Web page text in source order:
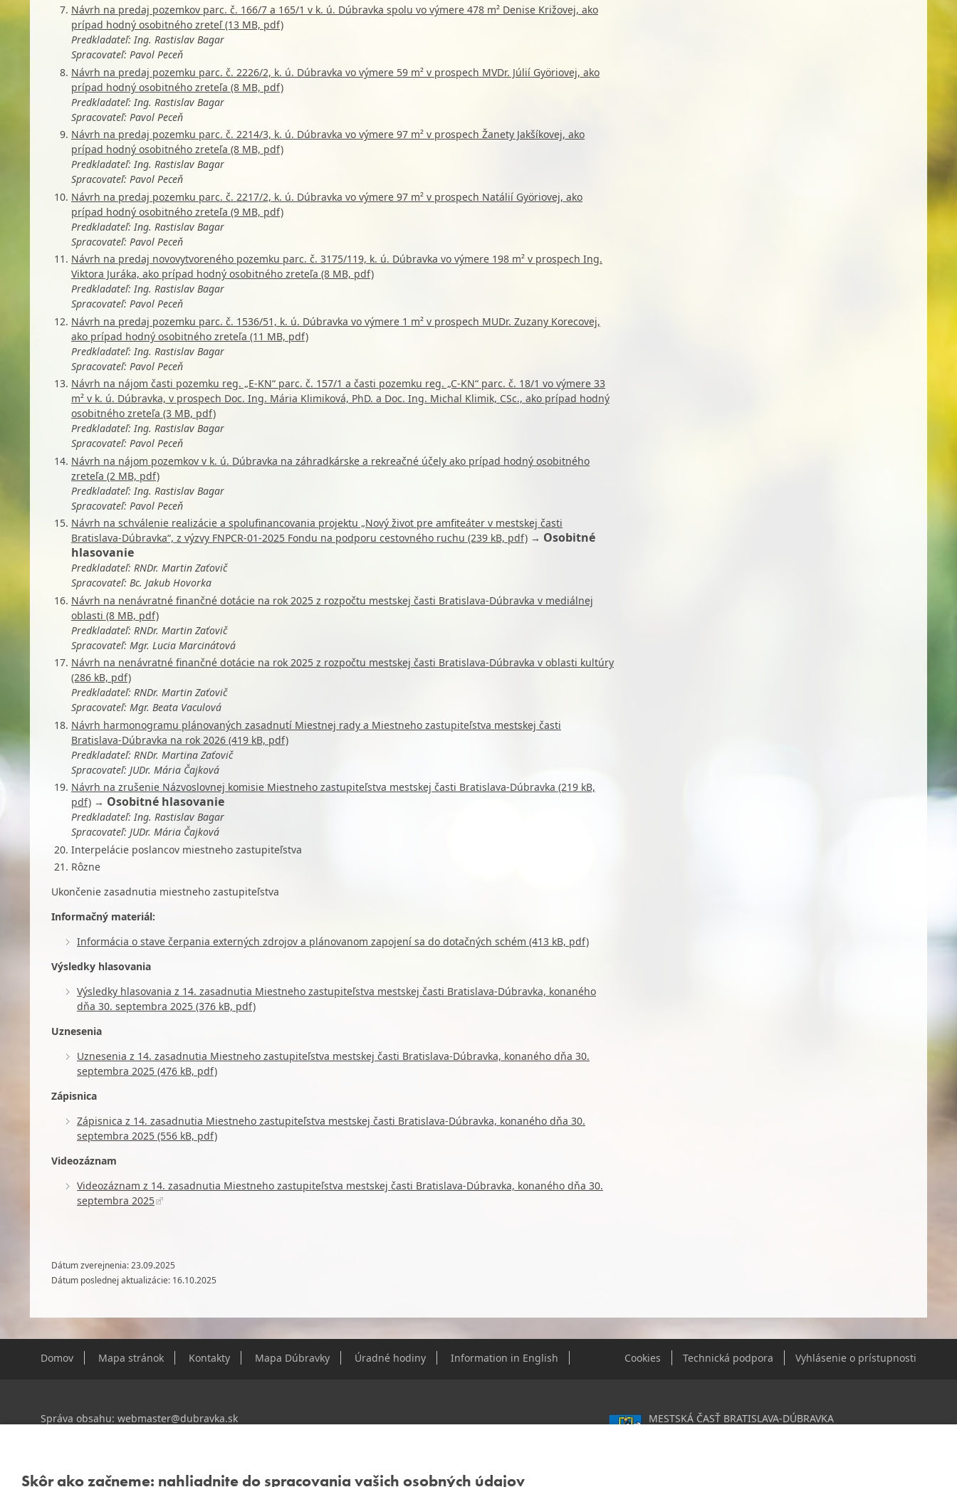
Skôr ako začneme: nahliadnite do spracovania vašich osobných údajov
Návrh na predaj pozemkov parc. č. 166/7 a 165/1 v k. ú. Dúbravka spolu vo výmere 478 m² Denise Križovej, ako
prípad hodný osobitného zreteľ (13 MB, pdf)
Predkladateľ: Ing. Rastislav Bagar
Spracovateľ: Pavol Peceň
Návrh na predaj pozemku parc. č. 2226/2, k. ú. Dúbravka vo výmere 59 m² v prospech MVDr. Júlií Györiovej, ako
prípad hodný osobitného zreteľa (8 MB, pdf)
Predkladateľ: Ing. Rastislav Bagar
Spracovateľ: Pavol Peceň
Návrh na predaj pozemku parc. č. 2214/3, k. ú. Dúbravka vo výmere 97 m² v prospech Žanety Jakšíkovej, ako
prípad hodný osobitného zreteľa (8 MB, pdf)
Predkladateľ: Ing. Rastislav Bagar
Spracovateľ: Pavol Peceň
Návrh na predaj pozemku parc. č. 2217/2, k. ú. Dúbravka vo výmere 97 m² v prospech Natálií Györiovej, ako
prípad hodný osobitného zreteľa (9 MB, pdf)
Predkladateľ: Ing. Rastislav Bagar
Spracovateľ: Pavol Peceň
Návrh na predaj novovytvoreného pozemku parc. č. 3175/119, k. ú. Dúbravka vo výmere 198 m² v prospech Ing.
Viktora Juráka, ako prípad hodný osobitného zreteľa (8 MB, pdf)
Predkladateľ: Ing. Rastislav Bagar
Spracovateľ: Pavol Peceň
Návrh na predaj pozemku parc. č. 1536/51, k. ú. Dúbravka vo výmere 1 m² v prospech MUDr. Zuzany Korecovej,
ako prípad hodný osobitného zreteľa (11 MB, pdf)
Predkladateľ: Ing. Rastislav Bagar
Spracovateľ: Pavol Peceň
Návrh na nájom časti pozemku reg. „E-KN“ parc. č. 157/1 a časti pozemku reg. „C-KN“ parc. č. 18/1 vo výmere 33
m² v k. ú. Dúbravka, v prospech Doc. Ing. Mária Klimiková, PhD. a Doc. Ing. Michal Klimik, CSc., ako prípad hodný
osobitného zreteľa (3 MB, pdf)
Predkladateľ: Ing. Rastislav Bagar
Spracovateľ: Pavol Peceň
Návrh na nájom pozemkov v k. ú. Dúbravka na záhradkárske a rekreačné účely ako prípad hodný osobitného
zreteľa (2 MB, pdf)
Predkladateľ: Ing. Rastislav Bagar
Spracovateľ: Pavol Peceň
Návrh na schválenie realizácie a spolufinancovania projektu „Nový život pre amfiteáter v mestskej časti
Bratislava-Dúbravka“, z výzvy FNPCR-01-2025 Fondu na podporu cestovného ruchu (239 kB, pdf) → Osobitné
hlasovanie
Predkladateľ: RNDr. Martin Zaťovič
Spracovateľ: Bc. Jakub Hovorka
Návrh na nenávratné finančné dotácie na rok 2025 z rozpočtu mestskej časti Bratislava-Dúbravka v mediálnej
oblasti (8 MB, pdf)
Predkladateľ: RNDr. Martin Zaťovič
Spracovateľ: Mgr. Lucia Marcinátová
Návrh na nenávratné finančné dotácie na rok 2025 z rozpočtu mestskej časti Bratislava-Dúbravka v oblasti kultúry
(286 kB, pdf)
Predkladateľ: RNDr. Martin Zaťovič
Spracovateľ: Mgr. Beata Vaculová
Návrh harmonogramu plánovaných zasadnutí Miestnej rady a Miestneho zastupiteľstva mestskej časti
Bratislava-Dúbravka na rok 2026 (419 kB, pdf)
Predkladateľ: RNDr. Martina Zaťovič
Spracovateľ: JUDr. Mária Čajková
Návrh na zrušenie Názvoslovnej komisie Miestneho zastupiteľstva mestskej časti Bratislava-Dúbravka (219 kB,
pdf) → Osobitné hlasovanie
Predkladateľ: Ing. Rastislav Bagar
Spracovateľ: JUDr. Mária Čajková
Interpelácie poslancov miestneho zastupiteľstva
Rôzne
Ukončenie zasadnutia miestneho zastupiteľstva
Informačný materiál:
Informácia o stave čerpania externých zdrojov a plánovanom zapojení sa do dotačných schém (413 kB, pdf)
Výsledky hlasovania
Výsledky hlasovania z 14. zasadnutia Miestneho zastupiteľstva mestskej časti Bratislava-Dúbravka, konaného
dňa 30. septembra 2025 (376 kB, pdf)
Uznesenia
Uznesenia z 14. zasadnutia Miestneho zastupiteľstva mestskej časti Bratislava-Dúbravka, konaného dňa 30.
septembra 2025 (476 kB, pdf)
Zápisnica
Zápisnica z 14. zasadnutia Miestneho zastupiteľstva mestskej časti Bratislava-Dúbravka, konaného dňa 30.
septembra 2025 (556 kB, pdf)
Videozáznam
Videozáznam z 14. zasadnutia Miestneho zastupiteľstva mestskej časti Bratislava-Dúbravka, konaného dňa 30.
septembra 2025
Dátum zverejnenia: 23.09.2025
Dátum poslednej aktualizácie: 16.10.2025
Domov Mapa stránok Kontakty Mapa Dúbravky Úradné hodiny Vyhlásenie o prístupnosti
Technická podpora
Cookies
Information in English
Správa obsahu: webmaster@dubravka.sk
MESTSKÁ ČASŤ BRATISLAVA-DÚBRAVKA